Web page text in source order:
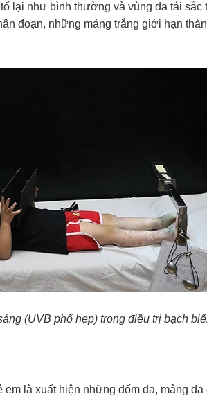
lại như bình thường và vùng da tái sắc
đoạn, những mảng trắng giới hạn
(UVB phổ hẹp) trong điều trị bạch
là xuất hiện những đốm da, mảng da